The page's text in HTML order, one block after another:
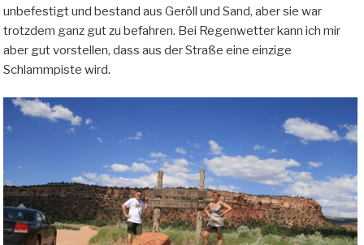
unbefestigt und bestand aus Geröll und Sand, aber sie war
trotzdem ganz gut zu befahren. Bei Regenwetter kann ich mir
aber gut vorstellen, dass aus der Straße eine einzige
Schlammpiste wird.